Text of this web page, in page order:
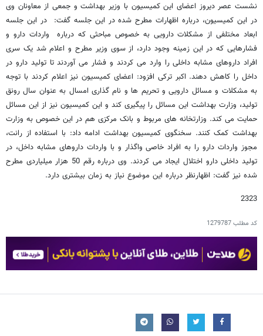
نشست عصر دیروز اعضای این کمیسیون با وزیر بهداشت و جمعی از معاونان وی
در این کمیسیون، درباره اظهارات مطرح شده در این جلسه گفت: در این جلسه
ابعاد مختلفی از مشکلات دارویی به خصوص مباحثی که درباره واردات دارو و
فشارهایی که در این زمینه وجود دارد، از سوی وزیر مطرح و اعلام شد یک سری
افراد داروهای مشابه داخلی را وارد می کردند و فشار می آوردند تا تولید دارو در
داخل را کاهش دهند. اکبر ترکی افزود: اعضای کمیسیون نیز اعلام کردند با توجه
به مشکلات و مسائل دارویی و تحریم ها و نام گذاری امسال به عنوان سال رونق
تولید، وزارت بهداشت این مسائل را پیگیری کند و این کمیسیون نیز از این مسائل
حمایت می کند. وزارتخانه های مربوط و بانک مرکزی هم در این خصوص به وزارت
بهداشت کمک کنند. سخنگوی کمیسیون بهداشت ادامه داد: با استفاده از رانت،
مجوز واردات دارو را به افراد خاصی واگذار و با واردات داروهای مشابه داخل، در
تولید داخلی دارو اختلال ایجاد می کردند. وی درباره رقم 50 هزار میلیاردی مطرح
شده نیز گفت: اظهارنظر درباره این موضوع نیاز به زمان بیشتری دارد.
2323
کد مطلب1279787